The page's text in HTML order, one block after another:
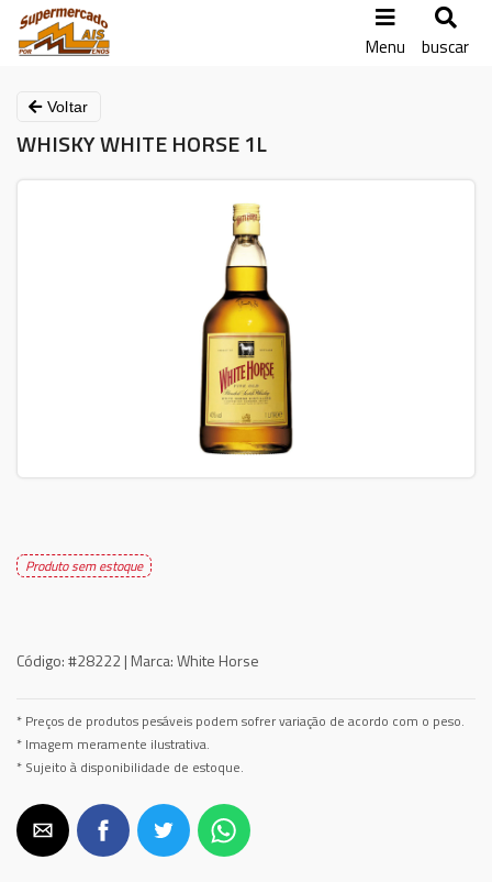
Menu buscar
Voltar
WHISKY WHITE HORSE 1L
Produto sem estoque
Código:#28222 | Marca:White Horse
* Preços de produtos pesáveis podem sofrer variação de acordo com o peso.
* Imagem meramente ilustrativa.
* Sujeito à disponibilidade de estoque.